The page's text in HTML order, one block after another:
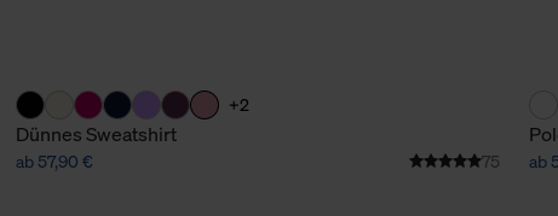
+2
Dünnes Sweatshirt
ab 57,90 € 75 ab